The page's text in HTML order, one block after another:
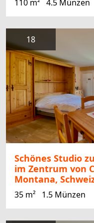
110 m² 4.5 Münzen
18
Schönes Studio
im Zentrum von
Montana,
35 m² 1.5 Münzen